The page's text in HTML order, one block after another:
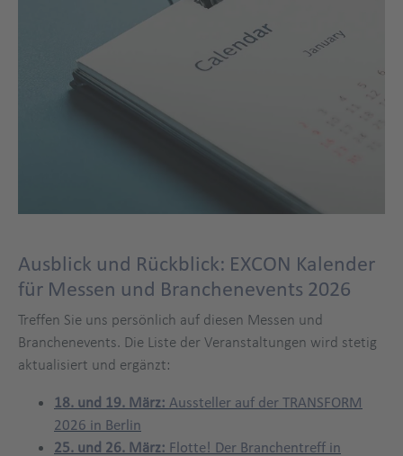
Ausblick und Rückblick: EXCON Kalender
für Messen und Branchenevents 2026
Treffen Sie uns persönlich auf diesen Messen und
Branchenevents. Die Liste der Veranstaltungen wird stetig
aktualisiert und ergänzt:
18. und 19. März: Aussteller auf der TRANSFORM
2026 in Berlin
25. und 26. März: Flotte! Der Branchentreff in